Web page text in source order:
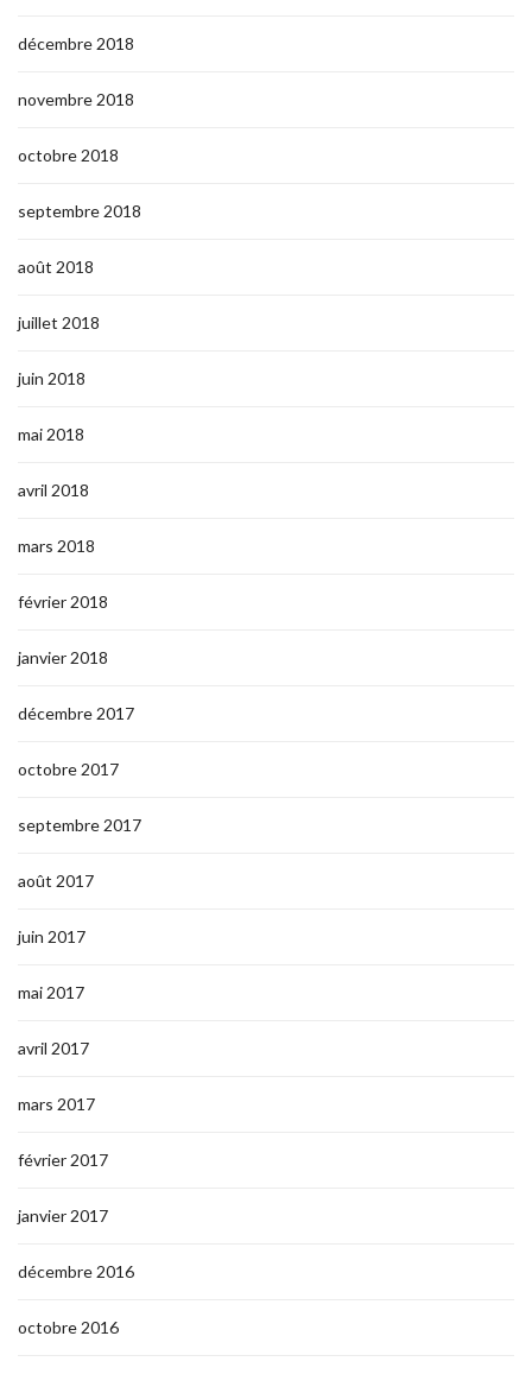
décembre 2018
novembre 2018
octobre 2018
septembre 2018
août 2018
juillet 2018
juin 2018
mai 2018
avril 2018
mars 2018
février 2018
janvier 2018
décembre 2017
octobre 2017
septembre 2017
août 2017
juin 2017
mai 2017
avril 2017
mars 2017
février 2017
janvier 2017
décembre 2016
octobre 2016